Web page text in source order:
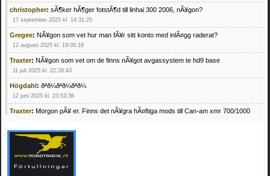
christopher: sÃ¶ker hÃ¶ger fotstÃ¶d till linhai 300 2006, nÃ¥gon?
17 september 2025 kl. 14:31:25
Gregee: NÃ¥gon som vet hur man fÃ¥r sitt konto med inlÃ¤gg raderat?
12 augusti 2025 kl. 19:00:16
Traxter: NÃ¥gon som vet om de finns nÃ¥got avgassystem te hd9 base
11 juli 2025 kl. 22:28:43
Högdahl: ðªð¼ðªð¼ðªð¼
12 juni 2025 kl. 23:53:36
Traxter: Morgon pÃ¥ er. Finns det nÃ¥gra hÃ¤ftiga mods till Can-am xmr 700/1000
Mrhandsome:SÃ¶ker defekta/trasiga fyrhjulingar. Jag betalar bra och du kan nÃ¥ mig
pÃ¥ 0709955029 eller hv.alexandersson@gmail.com ifall du har en som du vill sÃ¤lja
mvh Hugo
21 februari 2025 kl. 09:25:52